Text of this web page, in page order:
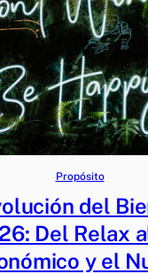
Propósito
del
Del Relax
y el